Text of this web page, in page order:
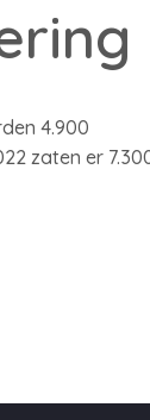
4.900
zaten er